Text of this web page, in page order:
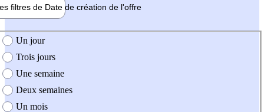
filtres de Date de création de l'offre
création de l'offre
Un jour
Trois jours
Une semaine
Deux semaines
Un mois